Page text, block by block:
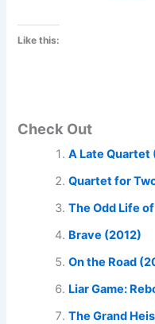
Like this:
Check Out
A Late Quartet
Quartet for
The Odd Life
Brave (2012)
On the Road
Liar Game:
The Grand